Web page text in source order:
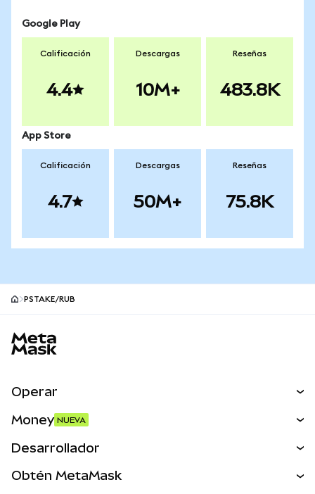
Google Play
Calificación
4.4
Descargas
10M+
Reseñas
483.8K
App Store
Calificación
4.7
Descargas
50M+
Reseñas
75.8K
PSTAKE/RUB
Operar
Activos del mundo real
Money NUEVA
Desarrollador
Obtén MetaMask